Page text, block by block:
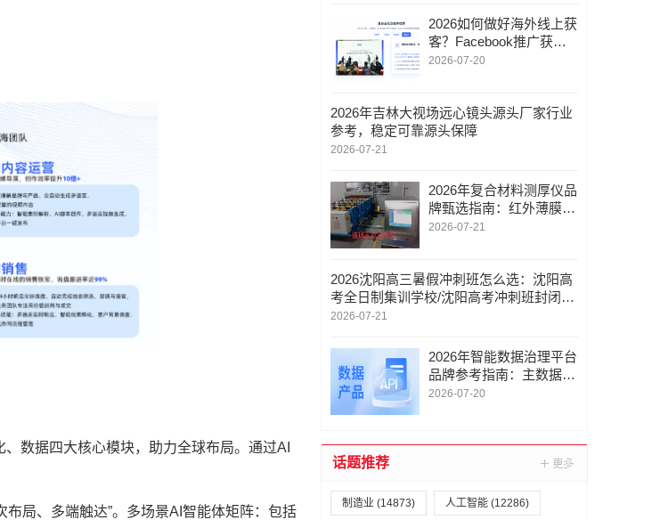
数据四大核心模块，助力全球布局。通过AI
局、多端触达”。多场景AI智能体矩阵：包括
2026如何做好海外线上获
客？Facebook推广获客+
Google代运营+ins营销服
2026-07-20
2026年吉林大视场远心镜头源头厂家行业
参考，稳定可靠源头保障
2026-07-21
2026年复合材料测厚仪品
牌甄选指南：红外薄膜测
厚仪/轮胎胎面轮廓测量
2026-07-21
2026沈阳高三暑假冲刺班怎么选：沈阳高
考全日制集训学校/沈阳高考冲刺班封闭式/
本地口碑机构综合参考指南
2026-07-21
2026年智能数据治理平台
品牌参考指南：主数据治
理与管控/企业数据治理
2026-07-20
话题推荐
制造业 (14873) 人工智能 (12286)